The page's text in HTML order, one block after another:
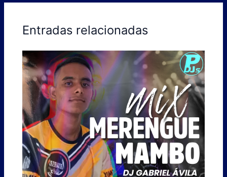
Entradas relacionadas